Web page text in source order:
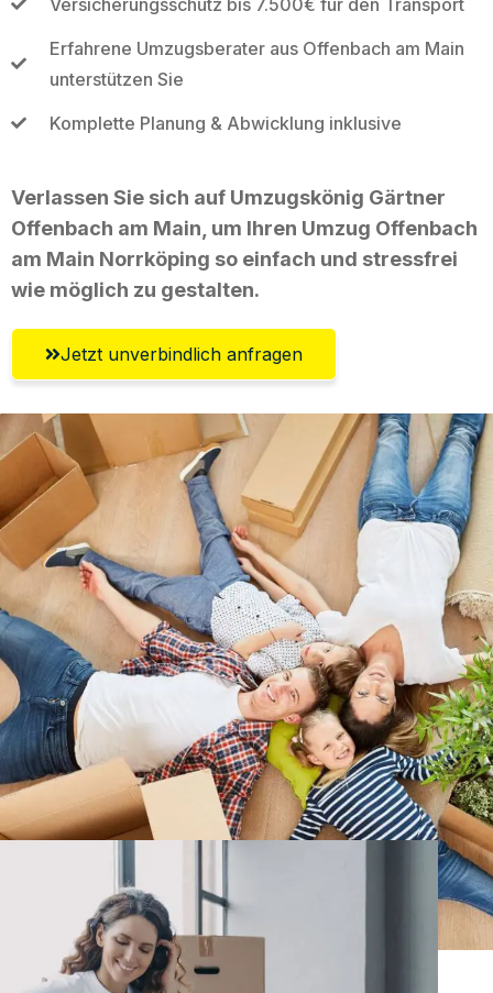
Erfahrene Umzugsberater aus Offenbach am Main
unterstützen Sie
Komplette Planung & Abwicklung inklusive
Verlassen Sie sich auf Umzugskönig Gärtner
Offenbach am Main, um Ihren Umzug Offenbach
am Main Norrköping so einfach und stressfrei
wie möglich zu gestalten.
Jetzt unverbindlich anfragen